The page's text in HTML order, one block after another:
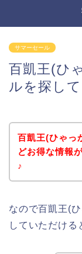
サマーセール
百凱王(ひ
ルを探し
百凱王(ひゃっ
どお得な情報
♪
なので百凱王(
していただける